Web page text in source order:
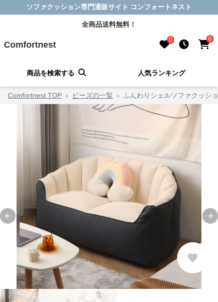
ソファクッション専門通販サイト コンフォートネスト
全商品送料無料！
Comfortnest 0 0
商品を検索する 人気ランキング
Comfortnest TOP › ビーズの一覧 › ふんわりシェルソファクッシ
Previous slide